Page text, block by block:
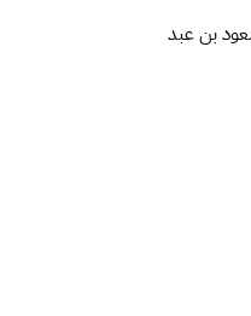
بن عبد